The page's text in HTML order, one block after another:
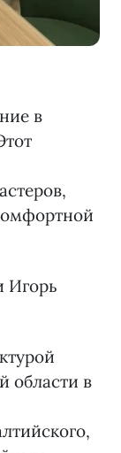
в
Игорь
области в